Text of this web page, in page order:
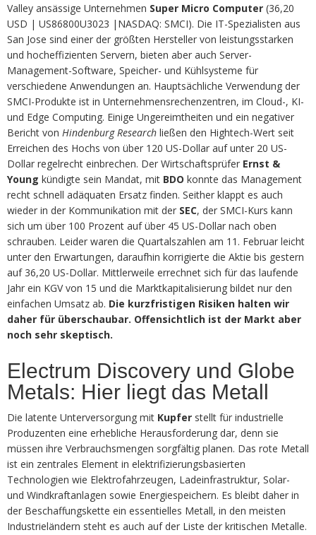
Valley ansässige Unternehmen Super Micro Computer (36,20
USD | US86800U3023 |NASDAQ: SMCI). Die IT-Spezialisten aus
San Jose sind einer der größten Hersteller von leistungsstarken
und hocheffizienten Servern, bieten aber auch Server-
Management-Software, Speicher- und Kühlsysteme für
verschiedene Anwendungen an. Hauptsächliche Verwendung der
SMCI-Produkte ist in Unternehmensrechenzentren, im Cloud-, KI-
und Edge Computing. Einige Ungereimtheiten und ein negativer
Bericht von Hindenburg Research ließen den Hightech-Wert seit
Erreichen des Hochs von über 120 US-Dollar auf unter 20 US-
Dollar regelrecht einbrechen. Der Wirtschaftsprüfer Ernst &
Young kündigte sein Mandat, mit BDO konnte das Management
recht schnell adäquaten Ersatz finden. Seither klappt es auch
wieder in der Kommunikation mit der SEC, der SMCI-Kurs kann
sich um über 100 Prozent auf über 45 US-Dollar nach oben
schrauben. Leider waren die Quartalszahlen am 11. Februar leicht
unter den Erwartungen, daraufhin korrigierte die Aktie bis gestern
auf 36,20 US-Dollar. Mittlerweile errechnet sich für das laufende
Jahr ein KGV von 15 und die Marktkapitalisierung bildet nur den
einfachen Umsatz ab. Die kurzfristigen Risiken halten wir
daher für überschaubar. Offensichtlich ist der Markt aber
noch sehr skeptisch.
Electrum Discovery und Globe
Metals: Hier liegt das Metall
Die latente Unterversorgung mit Kupfer stellt für industrielle
Produzenten eine erhebliche Herausforderung dar, denn sie
müssen ihre Verbrauchsmengen sorgfältig planen. Das rote Metall
ist ein zentrales Element in elektrifizierungsbasierten
Technologien wie Elektrofahrzeugen, Ladeinfrastruktur, Solar-
und Windkraftanlagen sowie Energiespeichern. Es bleibt daher in
der Beschaffungskette ein essentielles Metall, in den meisten
Industrieländern steht es auch auf der Liste der kritischen Metalle.